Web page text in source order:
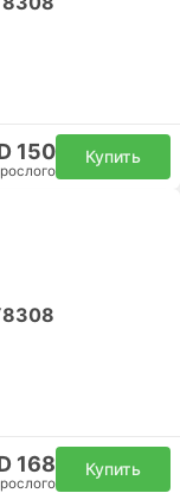
150 Купить
168 Купить